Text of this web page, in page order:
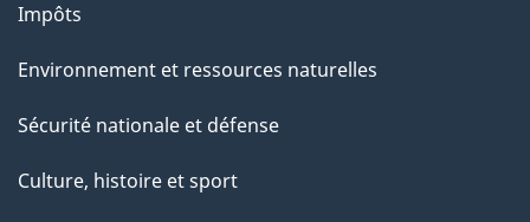
Impôts
Environnement et ressources naturelles
Sécurité nationale et défense
Culture, histoire et sport